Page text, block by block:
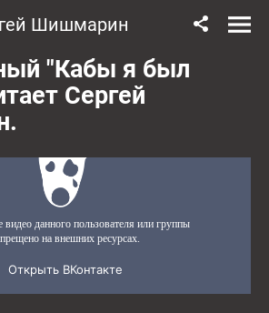
Шишмарин
"Кабы я был
Сергей